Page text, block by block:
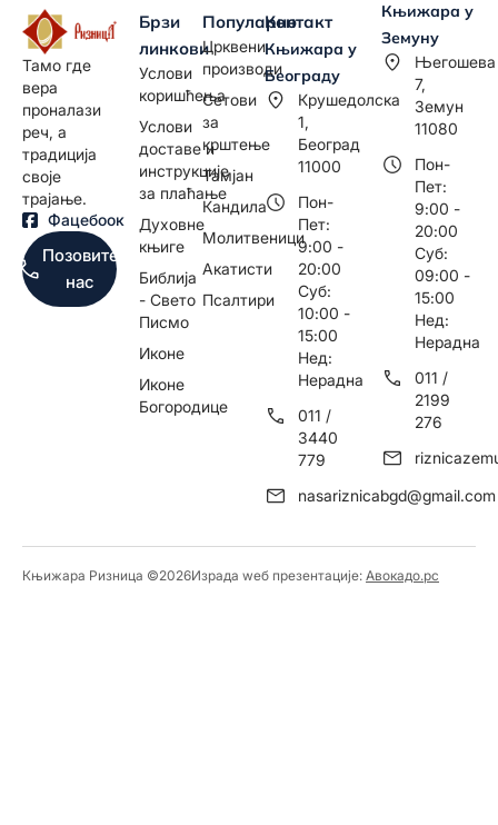
Тамо где
вера
проналази
реч, а
традиција
своје
трајање.
Фацебоок
Позовите
нас
Брзи
линкови
Услови
коришћења
Услови
доставе и
инструкције
за плаћање
Духовне
књиге
Библија
- Свето
Писмо
Иконе
Иконе
Богородице
Популарно
Црквени
производи
Сетови
за
крштење
Тамјан
Кандила
Молитвеници
Акатисти
Псалтири
Контакт
Књижара у
Београду
Крушедолска
1,
Београд
11000
Пон-
Пет:
9:00 -
20:00
Суб:
10:00 -
15:00
Нед:
Нерадна
011 /
3440
779
nasariznicabgd@gmail.com
Књижара у
Земуну
Његошева
7,
Земун
11080
Пон-
Пет:
9:00 -
20:00
Суб:
09:00 -
15:00
Нед:
Нерадна
011 /
2199
276
Књижара Ризница ©️2026Израда wеб презентације: Авокадо.рс